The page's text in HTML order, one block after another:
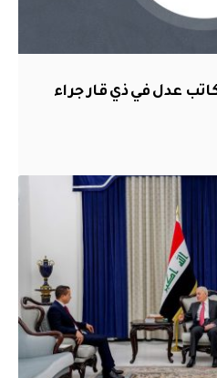
عدل في ذي قار جراء